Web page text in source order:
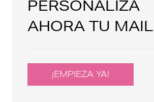
PERSONALIZA
AHORA TU
¡EMPIEZA YA!